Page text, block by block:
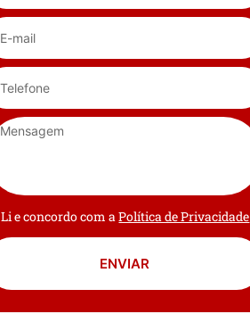
Li e concordo com aPolítica de Privacidade
ENVIAR